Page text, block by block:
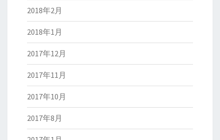
2018年2月
2018年1月
2017年12月
2017年11月
2017年10月
2017年8月